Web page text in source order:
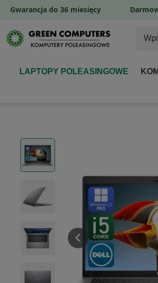
LAPTOPY POLEASINGOWE
Gwarancja do 36 miesięcy